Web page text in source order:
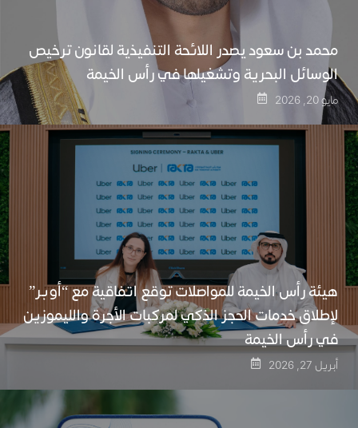
محمد بن سعود يصدر اللائحة التنفيذية لقانون ترخيص
الوسائل البحرية وتشغيلها في رأس الخيمة
مايو 20, 2026
هيئة رأس الخيمة للمواصلات توقع اتفاقية مع “أوبر”
لإطلاق خدمات الحجز الذكي لمركبات الأجرة والليموزين
في رأس الخيمة
أبريل 27, 2026